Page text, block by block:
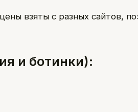
взяты с разных сайтов,
и ботинки):